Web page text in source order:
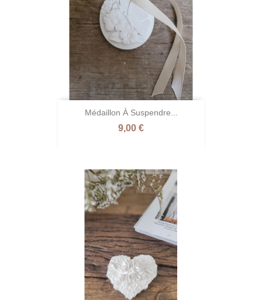
Médaillon À Suspendre...
Prix
9,00 €